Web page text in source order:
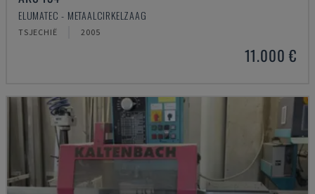
ELUMATEC - METAALCIRKELZAAG
TSJECHIË 2005
11.000 €